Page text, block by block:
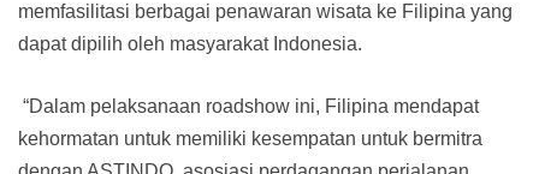
memfasilitasi berbagai penawaran wisata ke Filipina yang
dapat dipilih oleh masyarakat Indonesia.
“Dalam pelaksanaan roadshow ini, Filipina mendapat
kehormatan untuk memiliki kesempatan untuk bermitra